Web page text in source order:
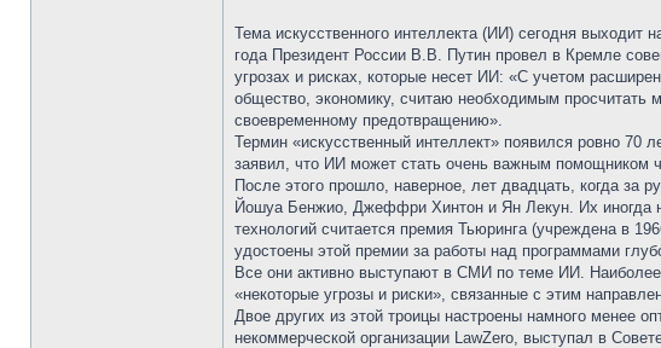
Тема искусственного интеллекта (ИИ) сегодня выходит
года Президент России В.В. Путин провел в Кремле
угрозах и рисках, которые несет ИИ: «С учетом
общество, экономику, считаю необходимым просчитать
своевременному предотвращению».
Термин «искусственный интеллект» появился ровно 70
заявил, что ИИ может стать очень важным помощником
После этого прошло, наверное, лет двадцать, когда за
Йошуа Бенжио, Джеффри Хинтон и Ян Лекун. Их иногда
технологий считается премия Тьюринга (учреждена в
удостоены этой премии за работы над программами
Все они активно выступают в СМИ по теме ИИ. Наиболее
«некоторые угрозы и риски», связанные с этим
Двое других из этой троицы настроены намного менее
некоммерческой организации LawZero, выступал в